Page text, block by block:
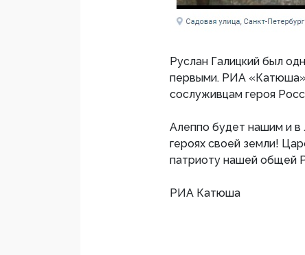
Руслан Галицкий был
первыми. РИА «Катюша»
сослуживцам героя
Алеппо будет нашим и
героях своей земли!
патриоту нашей общей
РИА Катюша